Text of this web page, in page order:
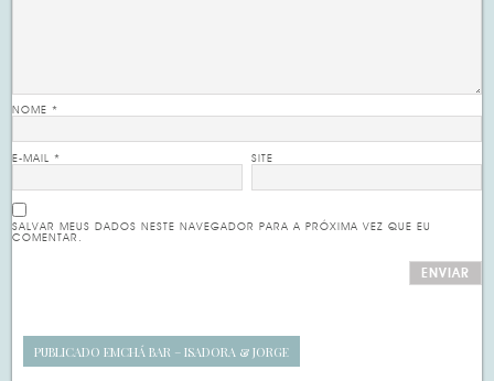
NOME*
E-MAIL* SITE
SALVAR MEUS DADOS NESTE NAVEGADOR PARA A PRÓXIMA VEZ QUE EU
COMENTAR.
PUBLICADO EMCHÁ BAR – ISADORA & JORGE